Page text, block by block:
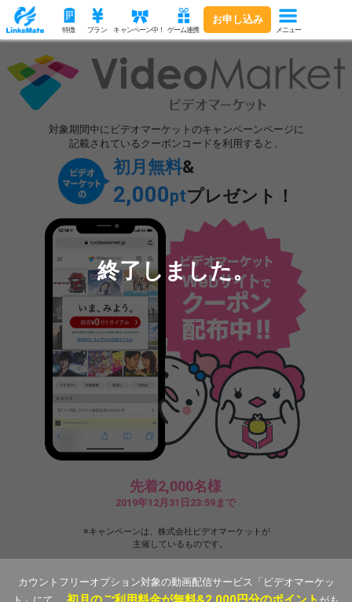
特徴 プラン キャンペーン中！ ゲーム連携
お申し込み
メニュー
対象期間中にビデオマーケットのキャンペーンページに
記載されているクーポンコードを利用すると、
初月無料&
2,000ptプレゼント！
先着2,000名様
2019年12月31日23:59まで
キャンペーンは、株式会社ビデオマーケットが
主催しているものです。
カウントフリーオプション対象の動画配信サービス「ビデオマーケッ